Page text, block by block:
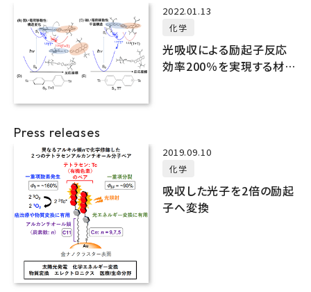
2022.01.13
化学
光吸収による励起子反応
効率200％を実現する材料
Press releases
2019.09.10
化学
吸収した光子を2倍の励起
子へ変換